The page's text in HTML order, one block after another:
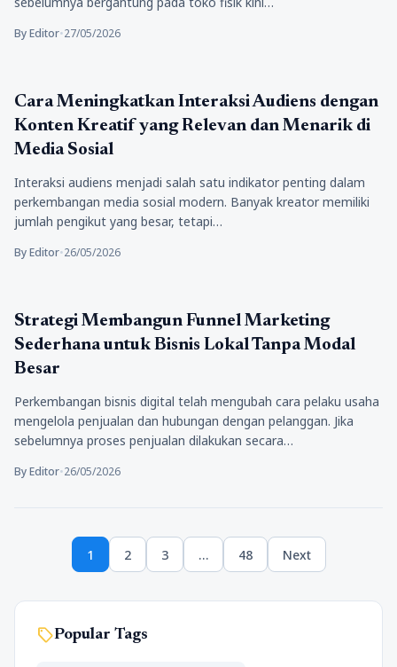
By Editor•27/05/2026
Bisnis
Cara Meningkatkan Interaksi Audiens dengan
Konten Kreatif yang Relevan dan Menarik di
Media Sosial
Interaksi audiens menjadi salah satu indikator penting dalam
perkembangan media sosial modern. Banyak kreator memiliki
jumlah pengikut yang besar, tetapi…
By Editor•26/05/2026
Bisnis
Strategi Membangun Funnel Marketing
Sederhana untuk Bisnis Lokal Tanpa Modal
Besar
Perkembangan bisnis digital telah mengubah cara pelaku usaha
mengelola penjualan dan hubungan dengan pelanggan. Jika
sebelumnya proses penjualan dilakukan secara…
By Editor•26/05/2026
Page
1 Page
2 Page
3 … Page
48 Next
sellPopular Tags